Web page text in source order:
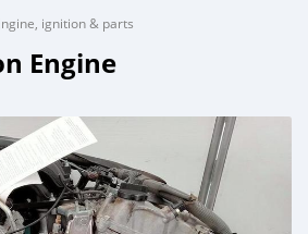
ignition & parts
Engine